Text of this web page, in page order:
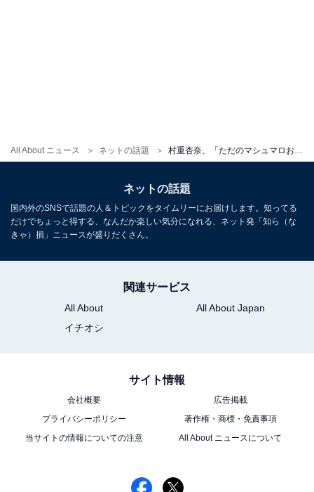
All About ニュース ネットの話題 村重杏奈、「ただのマシュマロおっぱい」を大胆披露にファン歓喜！ 「最強ビジュ」「18度見しました」
ネットの話題
国内外のSNSで話題の人＆トピックをタイムリーにお届けします。知ってる
だけでちょっと得する、なんだか楽しい気分になれる、ネット発「知ら（な
きゃ）損」ニュースが盛りだくさん。
関連サービス
All About
All About Japan
イチオシ
サイト情報
会社概要
広告掲載
プライバシーポリシー
著作権・商標・免責事項
当サイトの情報についての注意
All About ニュースについて